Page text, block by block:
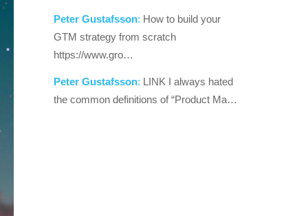
Peter Gustafsson: How to build your
GTM strategy from scratch
https://www.gro…
Peter Gustafsson: LINK I always hated
the common definitions of “Product Ma…